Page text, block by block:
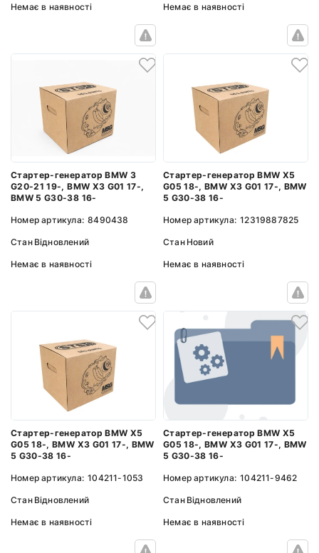
Немає в наявності Немає в наявності
Стартер-генератор BMW 3
G20-21 19-, BMW X3 G01 17-,
BMW 5 G30-38 16-
Номер артикула: 8490438
Стан Відновлений
Немає в наявності
Стартер-генератор BMW X5
G05 18-, BMW X3 G01 17-, BMW
5 G30-38 16-
Номер артикула: 12319887825
Стан Новий
Немає в наявності
Стартер-генератор BMW X5
G05 18-, BMW X3 G01 17-, BMW
5 G30-38 16-
Номер артикула: 104211-1053
Стан Відновлений
Немає в наявності
Стартер-генератор BMW X5
G05 18-, BMW X3 G01 17-, BMW
5 G30-38 16-
Номер артикула: 104211-9462
Стан Відновлений
Немає в наявності